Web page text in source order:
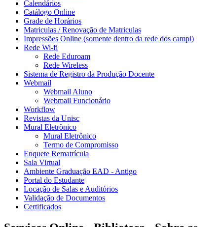
Calendários
Catálogo Online
Grade de Horários
Matriculas / Renovação de Matriculas
Impressões Online (somente dentro da rede dos campi)
Rede Wi-fi
Rede Eduroam
Rede Wireless
Sistema de Registro da Produção Docente
Webmail
Webmail Aluno
Webmail Funcionário
Workflow
Revistas da Unisc
Mural Eletrônico
Mural Eletrônico
Termo de Compromisso
Enquete Rematrícula
Sala Virtual
Ambiente Graduação EAD - Antigo
Portal do Estudante
Locação de Salas e Auditórios
Validação de Documentos
Certificados